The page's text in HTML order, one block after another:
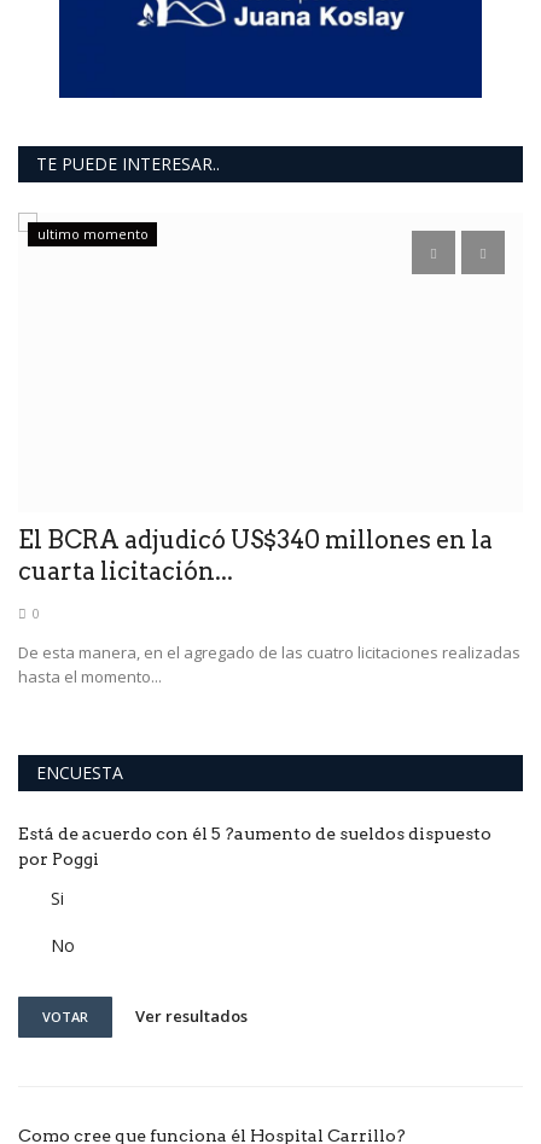
TE PUEDE INTERESAR..
ultimo momento
El BCRA adjudicó US$340 millones en la
cuarta licitación...
0
De esta manera, en el agregado de las cuatro licitaciones realizadas
hasta el momento...
ENCUESTA
Está de acuerdo con él 5 ?aumento de sueldos dispuesto
por Poggi
Si
No
VOTAR Ver resultados
Como cree que funciona él Hospital Carrillo?